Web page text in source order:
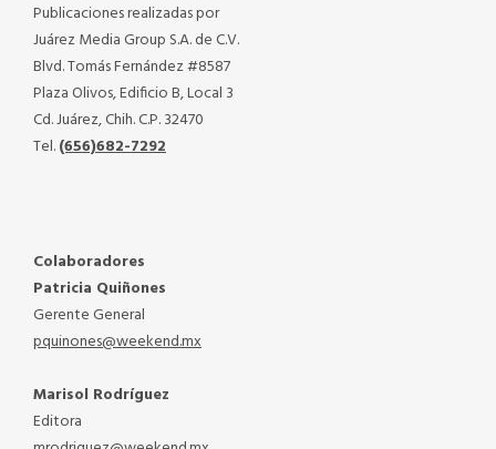
Publicaciones realizadas por
Juárez Media Group S.A. de C.V.
Blvd. Tomás Fernández #8587
Plaza Olivos, Edificio B, Local 3
Cd. Juárez, Chih. C.P. 32470
Tel.(656)682-7292
Colaboradores
Patricia Quiñones
Gerente General
pquinones@weekend.mx
Marisol Rodríguez
Editora